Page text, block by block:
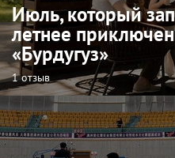
Июль, который
летнее
«Бурдугуз»
1 отзыв